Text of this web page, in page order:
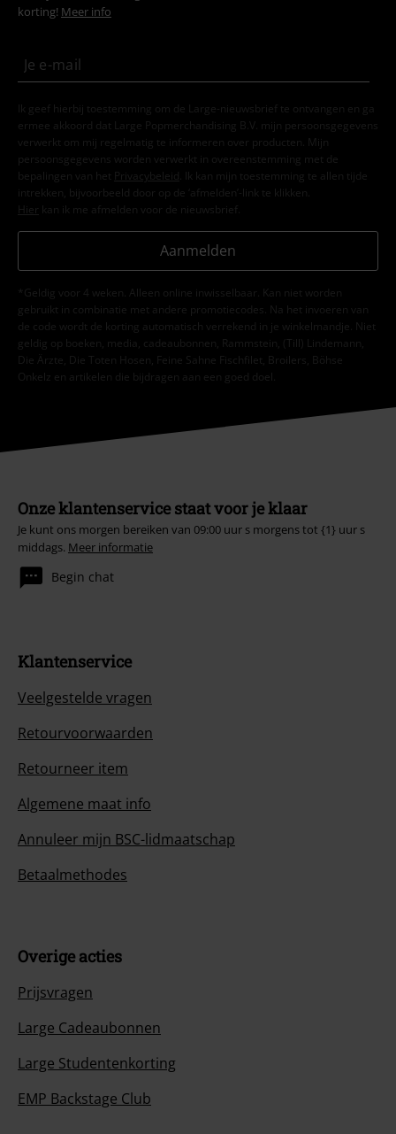
korting! Meer info
Ik geef hierbij toestemming om de Large-nieuwsbrief te ontvangen en ga
ermee akkoord dat Large Popmerchandising B.V. mijn persoonsgegevens
verwerkt om mij regelmatig te informeren over producten. Mijn
persoonsgegevens worden verwerkt in overeenstemming met de
bepalingen van het
Privacybeleid . Ik kan mijn toestemming te allen tijde
intrekken, bijvoorbeeld door op de ‘afmelden’-link te klikken.
Hier kan ik me afmelden voor de nieuwsbrief.
Aanmelden
*Geldig voor 4 weken. Alleen online inwisselbaar. Kan niet worden
gebruikt in combinatie met andere promotiecodes. Na het invoeren van
de code wordt de korting automatisch verrekend in je winkelmandje. Niet
geldig op boeken, media, cadeaubonnen, Rammstein, (Till) Lindemann,
Die Ärzte, Die Toten Hosen, Feine Sahne Fischfilet, Broilers, Böhse
Onkelz en artikelen die bijdragen aan een goed doel.
Onze klantenservice staat voor je klaar
Je kunt ons morgen bereiken van 09:00 uur s morgens tot {1} uur s
middags. Meer informatie
Begin chat
Klantenservice
Veelgestelde vragen
Retourvoorwaarden
Retourneer item
Algemene maat info
Annuleer mijn BSC-lidmaatschap
Betaalmethodes
Overige acties
Prijsvragen
Large Cadeaubonnen
Large Studentenkorting
EMP Backstage Club